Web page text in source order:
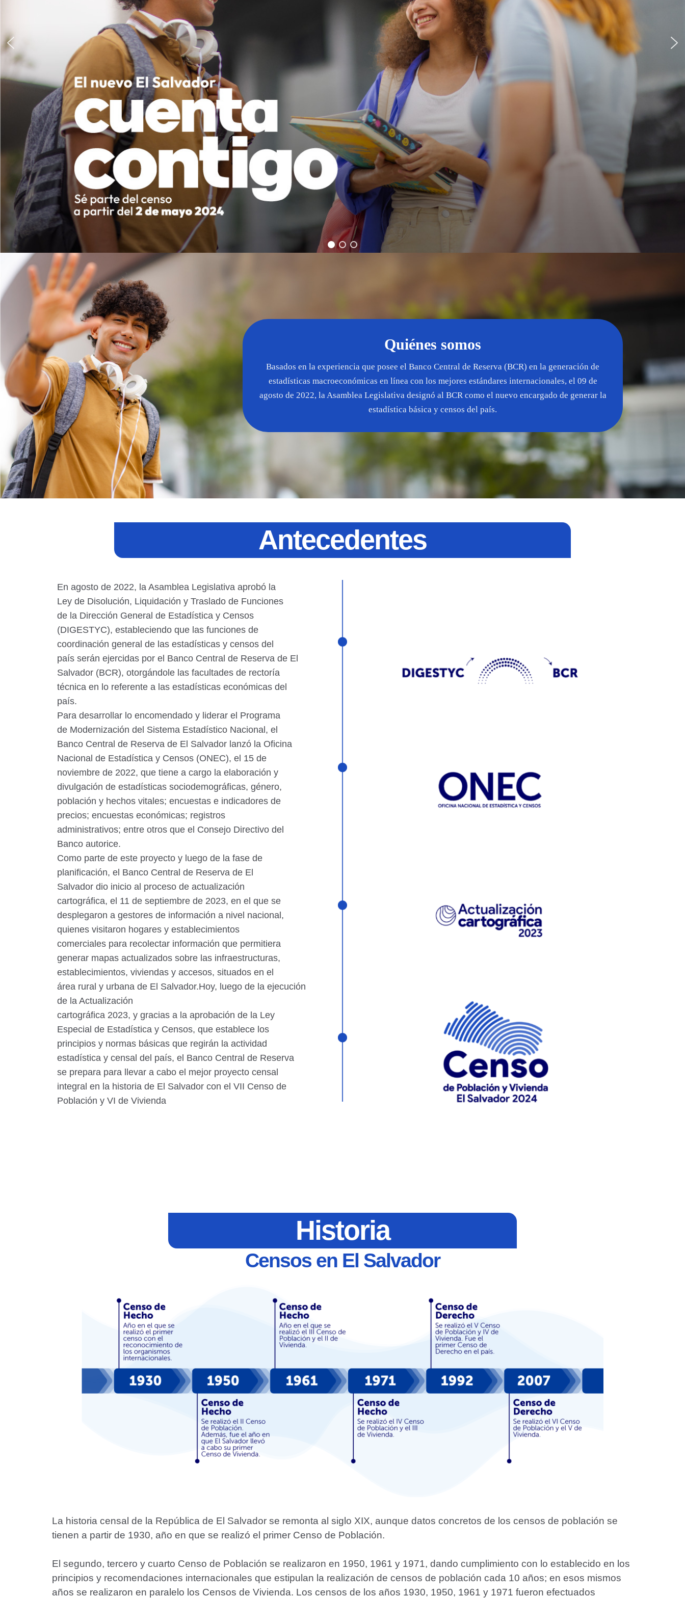
Quiénes somos
Basados en la experiencia que posee el Banco Central de Reserva (BCR) en la generación de
estadísticas macroeconómicas en línea con los mejores estándares internacionales, el 09 de
agosto de 2022, la Asamblea Legislativa designó al BCR como el nuevo encargado de generar la
estadística básica y censos del país.
Antecedentes
En agosto de 2022, la Asamblea Legislativa aprobó la
Ley de Disolución, Liquidación y Traslado de Funciones
de la Dirección General de Estadística y Censos
(DIGESTYC), estableciendo que las funciones de
coordinación general de las estadísticas y censos del
país serán ejercidas por el Banco Central de Reserva de El
Salvador (BCR), otorgándole las facultades de rectoría
técnica en lo referente a las estadísticas económicas del
país.
Para desarrollar lo encomendado y liderar el Programa
de Modernización del Sistema Estadístico Nacional, el
Banco Central de Reserva de El Salvador lanzó la Oficina
Nacional de Estadística y Censos (ONEC), el 15 de
noviembre de 2022, que tiene a cargo la elaboración y
divulgación de estadísticas sociodemográficas, género,
población y hechos vitales; encuestas e indicadores de
precios; encuestas económicas; registros
administrativos; entre otros que el Consejo Directivo del
Banco autorice.
Como parte de este proyecto y luego de la fase de
planificación, el Banco Central de Reserva de El
Salvador dio inicio al proceso de actualización
cartográfica, el 11 de septiembre de 2023, en el que se
desplegaron a gestores de información a nivel nacional,
quienes visitaron hogares y establecimientos
comerciales para recolectar información que permitiera
generar mapas actualizados sobre las infraestructuras,
establecimientos, viviendas y accesos, situados en el
área rural y urbana de El Salvador.Hoy, luego de la ejecución
de la Actualización
cartográfica 2023, y gracias a la aprobación de la Ley
Especial de Estadística y Censos, que establece los
principios y normas básicas que regirán la actividad
estadística y censal del país, el Banco Central de Reserva
se prepara para llevar a cabo el mejor proyecto censal
integral en la historia de El Salvador con el VII Censo de
Población y VI de Vivienda
Historia
Censos en El Salvador
La historia censal de la República de El Salvador se remonta al siglo XIX, aunque datos concretos de los censos de población se
tienen a partir de 1930, año en que se realizó el primer Censo de Población.
El segundo, tercero y cuarto Censo de Población se realizaron en 1950, 1961 y 1971, dando cumplimiento con lo establecido en los
principios y recomendaciones internacionales que estipulan la realización de censos de población cada 10 años; en esos mismos
años se realizaron en paralelo los Censos de Vivienda. Los censos de los años 1930, 1950, 1961 y 1971 fueron efectuados